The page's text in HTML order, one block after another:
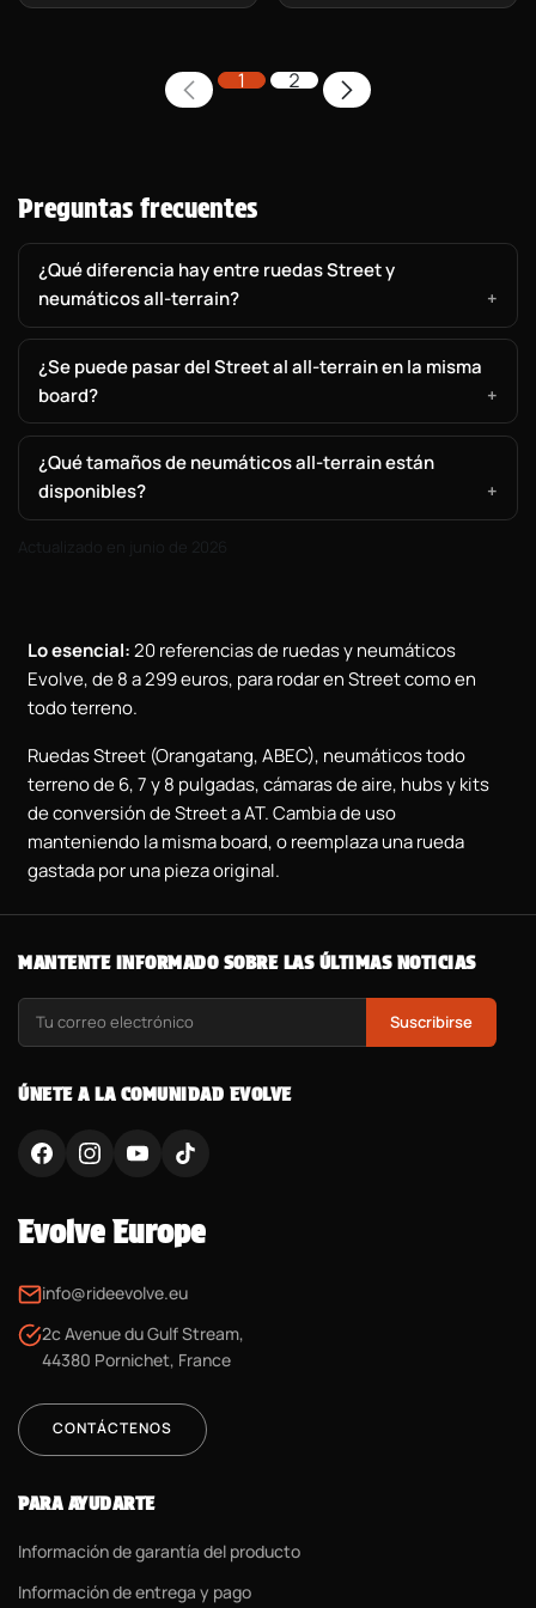
1 2
Preguntas frecuentes
¿Qué diferencia hay entre ruedas Street y
neumáticos all-terrain?
¿Se puede pasar del Street al all-terrain en la misma
board?
¿Qué tamaños de neumáticos all-terrain están
disponibles?
Actualizado en junio de 2026
Lo esencial:20 referencias de ruedas y neumáticos
Evolve, de 8 a 299 euros, para rodar en Street como en
todo terreno.
Ruedas Street (Orangatang, ABEC), neumáticos todo
terreno de 6, 7 y 8 pulgadas, cámaras de aire, hubs y kits
de conversión de Street a AT. Cambia de uso
manteniendo la misma board, o reemplaza una rueda
gastada por una pieza original.
MANTENTE INFORMADO SOBRE LAS ÚLTIMAS NOTICIAS
Suscribirse
ÚNETE A LA COMUNIDAD EVOLVE
Evolve Europe
info@rideevolve.eu
2c Avenue du Gulf Stream,
44380 Pornichet, France
CONTÁCTENOS
PARA AYUDARTE
Información de garantía del producto
Información de entrega y pago